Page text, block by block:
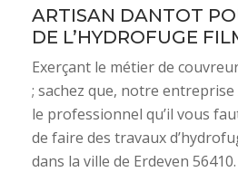
ARTISAN DANTOT
DE L’HYDROFUGE
Exerçant le métier de
; sachez que, notre
le professionnel qu’il vous
de faire des travaux
dans la ville de Erdeven